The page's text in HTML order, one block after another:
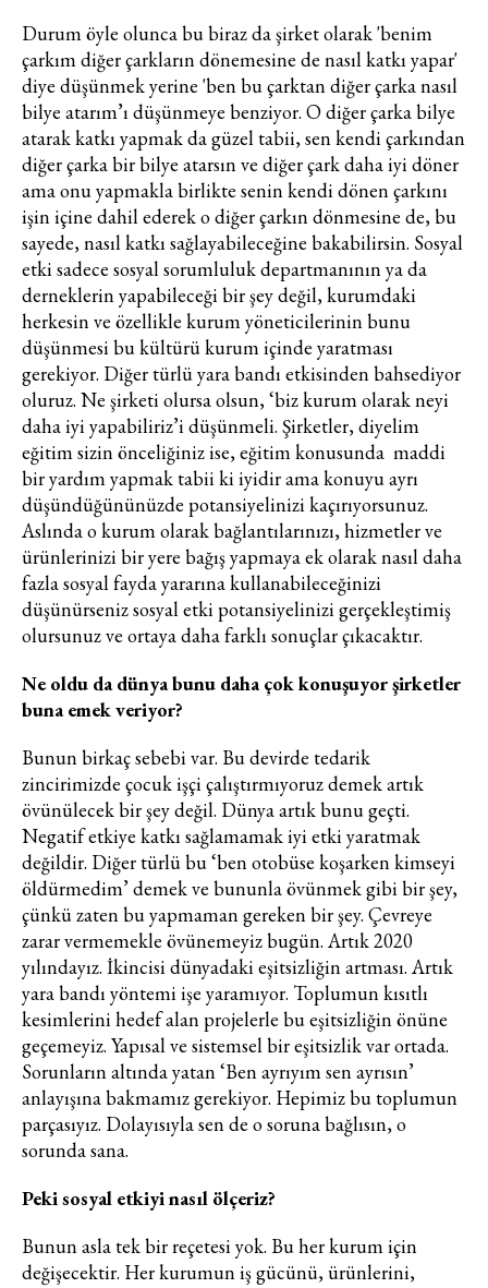
Haftalık E-Bülten
Moda dünyasında neler oluyor? Yeni
fikirler, öne çıkan koleksiyonlar, en
vogue trendler, ünlülerden güzelllik
sırları ve en popüler partilerden
haberdar olmak için haftalık e-
bültenimize kaydolun.
Durum öyle olunca bu biraz da şirket olarak 'benim
çarkım diğer çarkların dönemesine de nasıl katkı yapar'
diye düşünmek yerine 'ben bu çarktan diğer çarka nasıl
bilye atarım’ı düşünmeye benziyor. O diğer çarka bilye
atarak katkı yapmak da güzel tabii, sen kendi çarkından
diğer çarka bir bilye atarsın ve diğer çark daha iyi döner
ama onu yapmakla birlikte senin kendi dönen çarkını
işin içine dahil ederek o diğer çarkın dönmesine de, bu
sayede, nasıl katkı sağlayabileceğine bakabilirsin. Sosyal
etki sadece sosyal sorumluluk departmanının ya da
derneklerin yapabileceği bir şey değil, kurumdaki
herkesin ve özellikle kurum yöneticilerinin bunu
düşünmesi bu kültürü kurum içinde yaratması
gerekiyor. Diğer türlü yara bandı etkisinden bahsediyor
oluruz. Ne şirketi olursa olsun, ‘biz kurum olarak neyi
daha iyi yapabiliriz’i düşünmeli. Şirketler, diyelim
eğitim sizin önceliğiniz ise, eğitim konusunda maddi
bir yardım yapmak tabii ki iyidir ama konuyu ayrı
düşündüğününüzde potansiyelinizi kaçırıyorsunuz.
Aslında o kurum olarak bağlantılarınızı, hizmetler ve
ürünlerinizi bir yere bağış yapmaya ek olarak nasıl daha
fazla sosyal fayda yararına kullanabileceğinizi
düşünürseniz sosyal etki potansiyelinizi gerçekleştimiş
olursunuz ve ortaya daha farklı sonuçlar çıkacaktır.
Ne oldu da dünya bunu daha çok konuşuyor şirketler
buna emek veriyor?
Bunun birkaç sebebi var. Bu devirde tedarik
zincirimizde çocuk işçi çalıştırmıyoruz demek artık
övünülecek bir şey değil. Dünya artık bunu geçti.
Negatif etkiye katkı sağlamamak iyi etki yaratmak
değildir. Diğer türlü bu ‘ben otobüse koşarken kimseyi
öldürmedim’ demek ve bununla övünmek gibi bir şey,
çünkü zaten bu yapmaman gereken bir şey. Çevreye
zarar vermemekle övünemeyiz bugün. Artık 2020
yılındayız. İkincisi dünyadaki eşitsizliğin artması. Artık
yara bandı yöntemi işe yaramıyor. Toplumun kısıtlı
kesimlerini hedef alan projelerle bu eşitsizliğin önüne
geçemeyiz. Yapısal ve sistemsel bir eşitsizlik var ortada.
Sorunların altında yatan ‘Ben ayrıyım sen ayrısın’
anlayışına bakmamız gerekiyor. Hepimiz bu toplumun
parçasıyız. Dolayısıyla sen de o soruna bağlısın, o
sorunda sana.
Peki sosyal etkiyi nasıl ölçeriz?
Bunun asla tek bir reçetesi yok. Bu her kurum için
değişecektir. Her kurumun iş gücünü, ürünlerini,